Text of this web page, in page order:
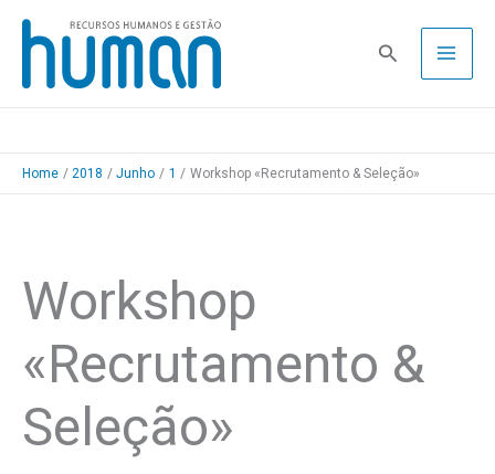
Skip
content
Pesquisa
Home 2018 Junho 1 Workshop «Recrutamento & Seleção»
Workshop
«Recrutamento &
Seleção»